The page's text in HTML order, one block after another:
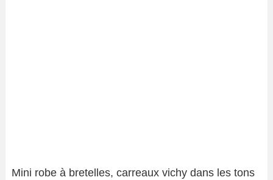
Mini robe à bretelles, carreaux vichy dans les tons